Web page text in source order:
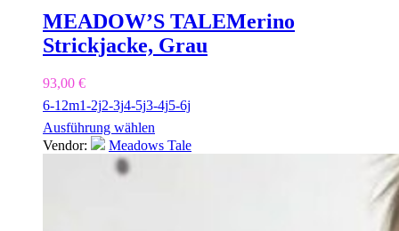
MEADOW’S TALEMerino
Strickjacke, Grau
93,00 €
6-12m1-2j2-3j4-5j3-4j5-6j
Ausführung wählen
Vendor:
Meadows Tale